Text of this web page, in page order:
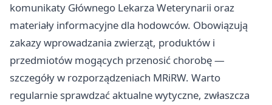
komunikaty Głównego Lekarza Weterynarii oraz
materiały informacyjne dla hodowców. Obowiązują
zakazy wprowadzania zwierząt, produktów i
przedmiotów mogących przenosić chorobę —
szczegóły w rozporządzeniach MRiRW. Warto
regularnie sprawdzać aktualne wytyczne, zwłaszcza